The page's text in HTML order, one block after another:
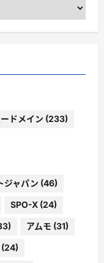
ドメイン (233)
ジャパン (46)
SPO-X (24)
アムモ (31)
(24)